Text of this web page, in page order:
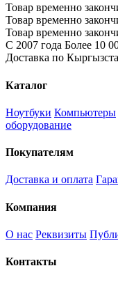
Товар временно
Товар временно
Товар временно
С 2007 года Более 10
Доставка по
Каталог
Ноутбуки Компьютеры
оборудование
Покупателям
Доставка и оплата
Компания
О нас Реквизиты
Контакты